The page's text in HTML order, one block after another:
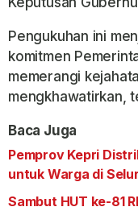
Pengukuhan ini
komitmen
memerangi
mengkhawatirkan,
Baca Juga
Pemprov Kepri
untuk Warga di
Sambut HUT ke-81